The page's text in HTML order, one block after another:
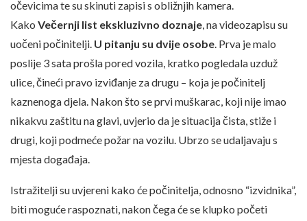
očevicima te su skinuti zapisi s obližnjih kamera.
Kako Večernji list ekskluzivno doznaje, na videozapisu su
uočeni počinitelji. U pitanju su dvije osobe. Prva je malo
poslije 3 sata prošla pored vozila, kratko pogledala uzduž
ulice, čineći pravo izviđanje za drugu – koja je počinitelj
kaznenoga djela. Nakon što se prvi muškarac, koji nije imao
nikakvu zaštitu na glavi, uvjerio da je situacija čista, stiže i
drugi, koji podmeće požar na vozilu. Ubrzo se udaljavaju s
mjesta događaja.
Istražitelji su uvjereni kako će počinitelja, odnosno “izvidnika”,
biti moguće raspoznati, nakon čega će se klupko početi